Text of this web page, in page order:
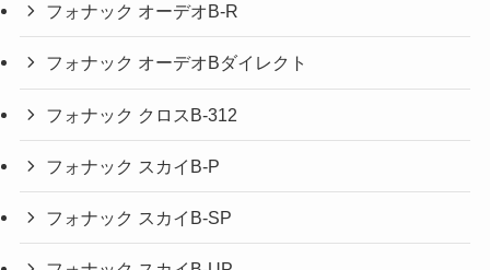
フォナック オーデオB-R
フォナック オーデオBダイレクト
フォナック クロスB-312
フォナック スカイB-P
フォナック スカイB-SP